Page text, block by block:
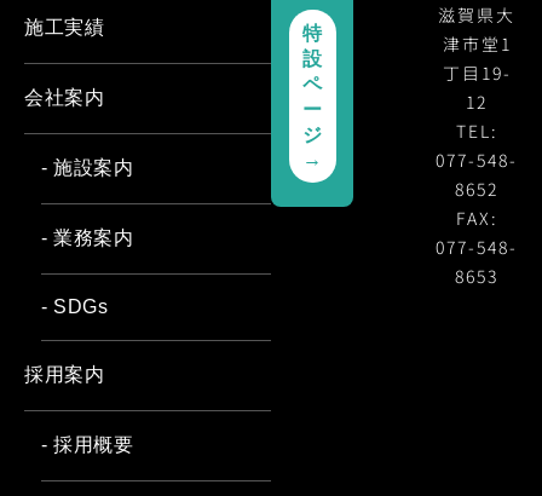
滋賀県大
津市堂1
丁目19-
12
TEL:
077-548-
8652
FAX:
077-548-
8653
特
設
ペ
ー
ジ
→
施工実績
会社案内
- 施設案内
- 業務案内
- SDGs
採用案内
- 採用概要